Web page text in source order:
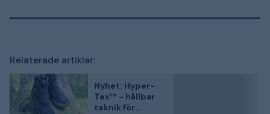
Relaterade artiklar:
Nyhet: Hyper-
Tex™ - hållbar
teknik för